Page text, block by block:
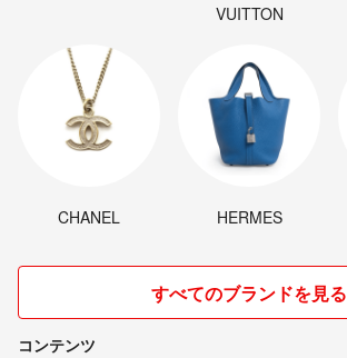
VUITTON
CHANEL HERMES
すべてのブランドを見る
コンテンツ